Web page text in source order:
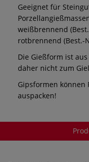
Geeignet für
weißbrennend
rotbrennend (Best.-
Die Gießform ist
daher nicht zum
Gipsformen
auspacken!